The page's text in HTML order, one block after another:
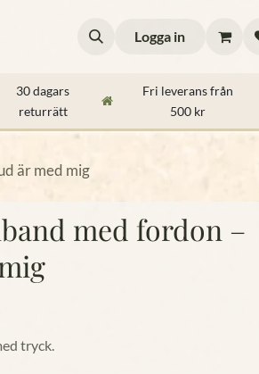
Logga in
30 dagars
returrätt
Fri leverans från
500 kr
är med mig
med fordon –
tryck.